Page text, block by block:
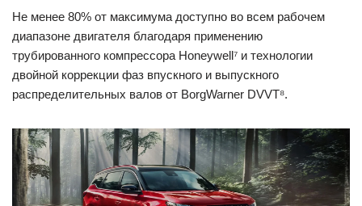
Не менее 80% от максимума доступно во всем рабочем
диапазоне двигателя благодаря применению
трубированного компрессора Honeywell⁷ и технологии
двойной коррекции фаз впускного и выпускного
распределительных валов от BorgWarner DVVT⁸.